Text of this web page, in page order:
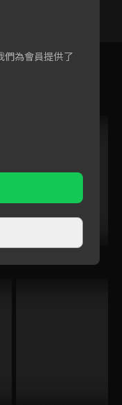
49 50
大宋少年志2
們為會員提供了